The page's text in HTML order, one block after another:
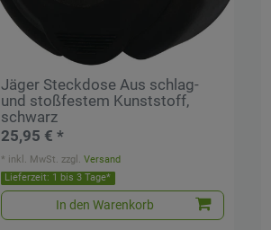
Jäger Steckdose Aus schlag-
und stoßfestem Kunststoff,
schwarz
25,95 € *
Lieferzeit: 1 bis 3 Tage*
In den Warenkorb
* inkl. MwSt. zzgl.Versand